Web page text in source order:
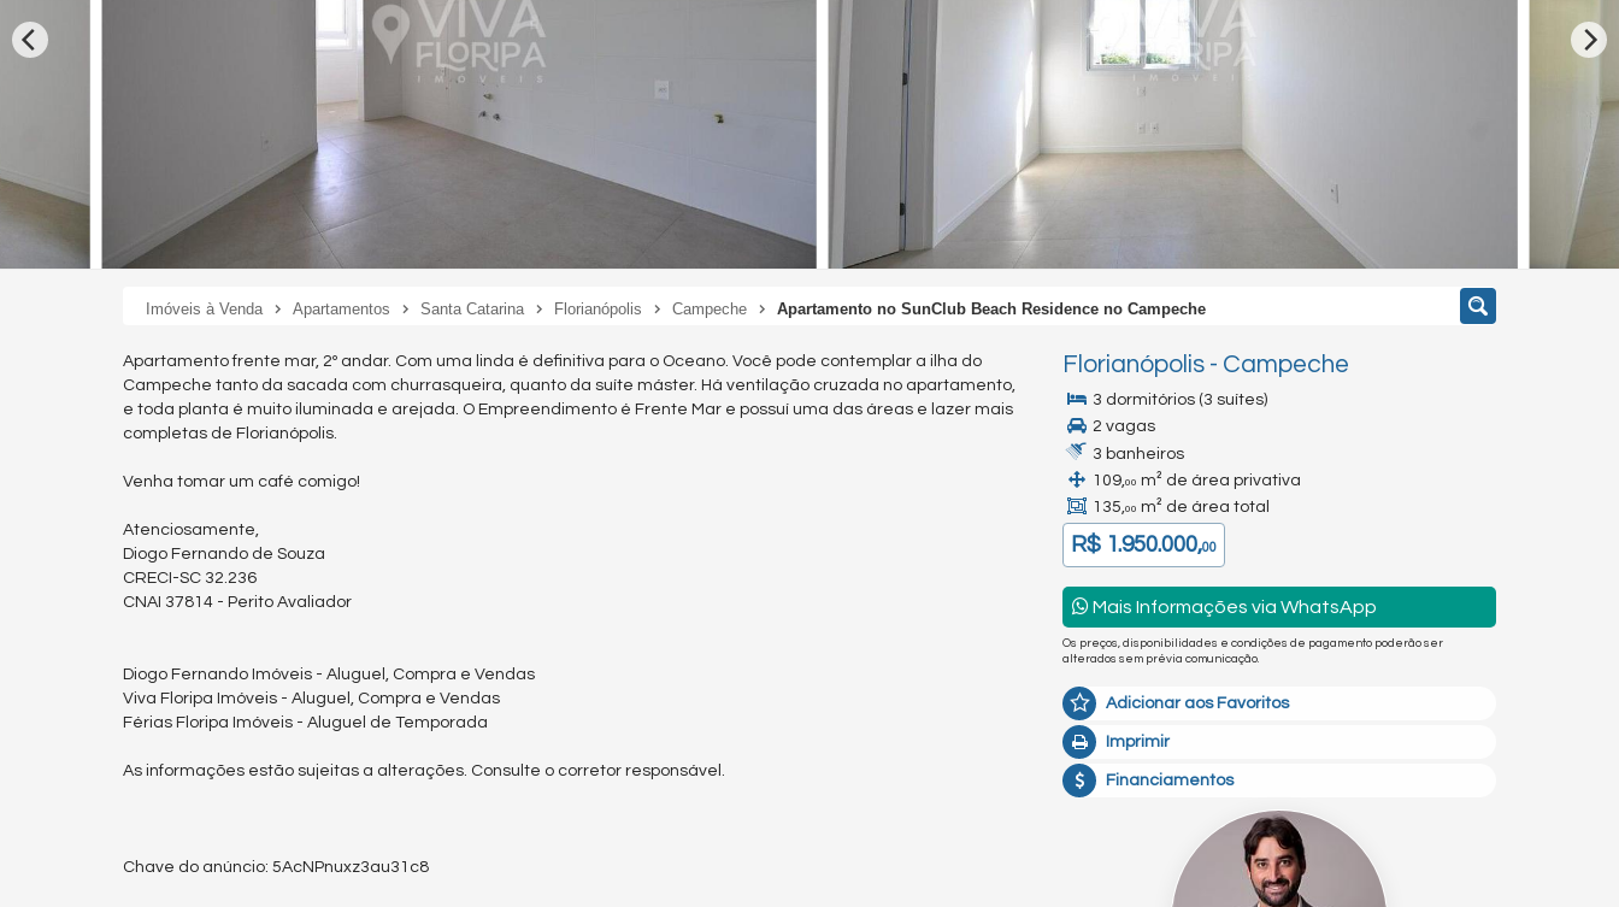
Imóveis à Venda Apartamentos Santa Catarina Florianópolis Campeche Apartamento no SunClub Beach Residence no Campeche
Apartamento frente mar, 2º andar. Com uma linda é definitiva para o Oceano. Você pode contemplar a ilha do
Campeche tanto da sacada com churrasqueira, quanto da suíte máster. Há ventilação cruzada no apartamento,
e toda planta é muito iluminada e arejada. O Empreendimento é Frente Mar e possuí uma das áreas e lazer mais
completas de Florianópolis.
Venha tomar um café comigo!
Atenciosamente,
Diogo Fernando de Souza
CRECI-SC 32.236
CNAI 37814 - Perito Avaliador
Diogo Fernando Imóveis - Aluguel, Compra e Vendas
Viva Floripa Imóveis - Aluguel, Compra e Vendas
Férias Floripa Imóveis - Aluguel de Temporada
As informações estão sujeitas a alterações. Consulte o corretor responsável.
Chave do anúncio: 5AcNPnuxz3au31c8
Florianópolis - Campeche
3 dormitórios (3 suítes)
2 vagas
3 banheiros
109,00 m² de área privativa
135,00 m² de área total
R$ 1.950.000,00
Mais Informações via WhatsApp
Os preços, disponibilidades e condições de pagamento poderão ser
alterados sem prévia comunicação.
Adicionar aos Favoritos
Imprimir
Financiamentos